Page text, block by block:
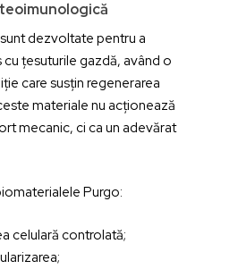
dezvoltate pentru a
țesuturile gazdă, având o
care susțin regenerarea
materiale nu acționează
mecanic, ci ca un adevărat
Purgo:
celulară controlată;